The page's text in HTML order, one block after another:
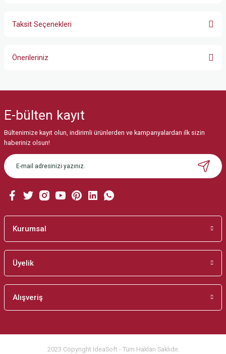
Taksit Seçenekleri
Önerileriniz
Görüş ve önerileriniz için teşekkür ederiz.
Ürün resmi kalitesiz, bozuk veya görüntülenemiyor.
Ürün açıklamasında eksik bilgiler bulunuyor.
Ürün bilgilerinde hatalar bulunuyor.
Bu ürüne benzer farklı alternatifler olmalı.
E-bülten kayıt
Bültenimize kayıt olun, indirimli ürünlerden ve kampanyalardan ilk sizin
haberiniz olsun!
Kurumsal
Üyelik
Alışveriş
2023 Copyright IdeaSoft - Tüm Hakları Saklıdır.